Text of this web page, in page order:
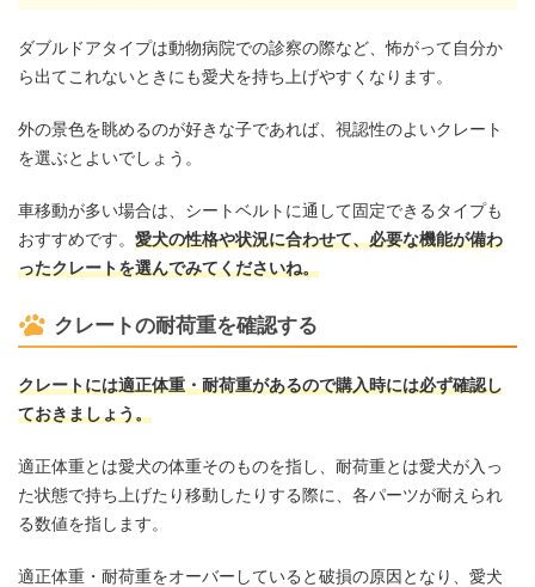
ダブルドアタイプは動物病院での診察の際など、怖がって自分か
ら出てこれないときにも愛犬を持ち上げやすくなります。
外の景色を眺めるのが好きな子であれば、視認性のよいクレート
を選ぶとよいでしょう。
車移動が多い場合は、シートベルトに通して固定できるタイプも
おすすめです。 愛犬の性格や状況に合わせて、必要な機能が備わ
ったクレートを選んでみてくださいね。
クレートの耐荷重を確認する
クレートには適正体重・耐荷重があるので購入時には必ず確認し
ておきましょう。
適正体重とは愛犬の体重そのものを指し、耐荷重とは愛犬が入っ
た状態で持ち上げたり移動したりする際に、各パーツが耐えられ
る数値を指します。
適正体重・耐荷重をオーバーしていると破損の原因となり、愛犬